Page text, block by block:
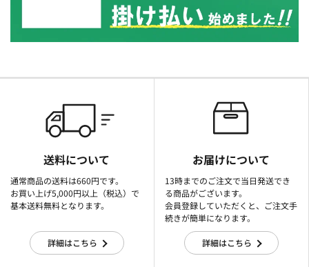
送料について
通常商品の送料は660円です。
お買い上げ5,000円以上（税込）で
基本送料無料となります。
詳細はこちら
お届けについて
13時までのご注文で当日発送でき
る商品がございます。
会員登録していただくと、ご注文手
続きが簡単になります。
詳細はこちら